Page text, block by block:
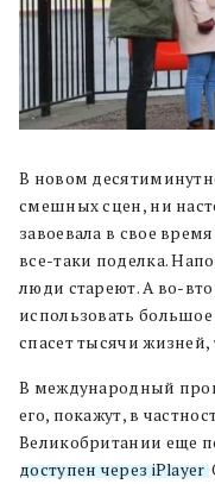
В новом
смешных сцен, ни
завоевала в свое
все-таки поделка.
люди стареют. А во-
использовать
спасет тысячи
В международный
его, покажут, в
Великобритании еще
доступен через iPlayer.